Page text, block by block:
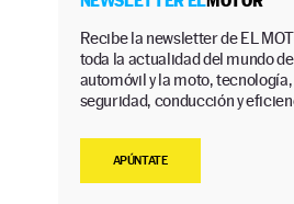
Recibe la newsletter de EL
toda la actualidad del mundo
automóvil y la moto, tecnología,
seguridad, conducción y
APÚNTATE